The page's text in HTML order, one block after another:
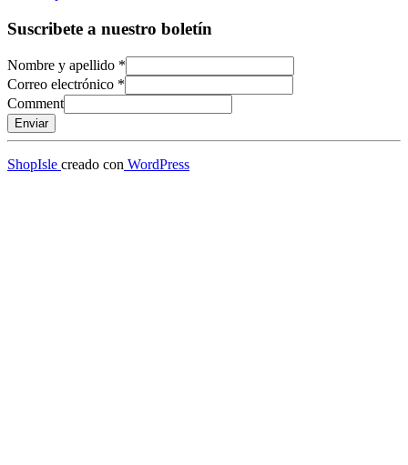
Suscribete a nuestro boletín
Nombre y apellido *
Correo electrónico *
Comment
Enviar
ShopIsle creado con WordPress